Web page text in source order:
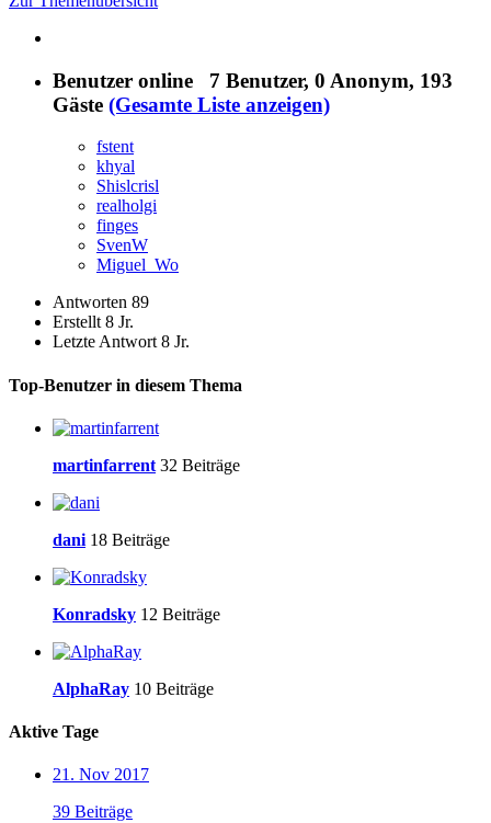
Benutzer online 7 Benutzer, 0 Anonym, 193
Gäste (Gesamte Liste anzeigen)
fstent
khyal
Shislcrisl
realholgi
finges
SvenW
Miguel_Wo
Antworten 89
Erstellt 8 Jr.
Letzte Antwort 8 Jr.
Top-Benutzer in diesem Thema
martinfarrent 32 Beiträge
dani 18 Beiträge
Konradsky 12 Beiträge
AlphaRay 10 Beiträge
Aktive Tage
21. Nov 2017
39 Beiträge